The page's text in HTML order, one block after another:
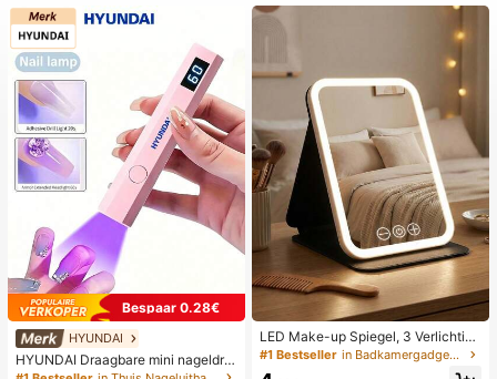
Bespaar 0.28€
HYUNDAI
HYUNDAI Draagbare mini nageldro
ger, oplaadbare handlamp UV/LED
LED Make-up Spiegel, 3 Verlichting
smodi, Verstelbare Helderheid, Draa
gbaar Vouwbaar Ontwerp, Geschikt
#1 Bestseller in Badkamergadgets die favoriet zijn bij klanten B